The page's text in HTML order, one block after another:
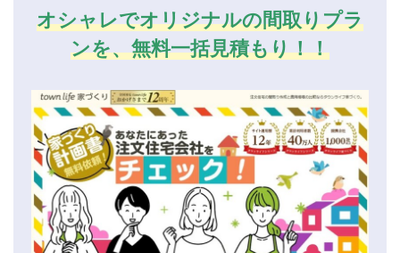
オシャレでオリジナルの間取りプラ
ンを、無料一括見積もり！！